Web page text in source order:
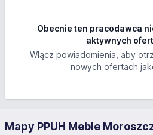
Obecnie ten pracodawca
aktywnych
Włącz powiadomienia, aby
nowych ofertach
Mapy PPUH Meble